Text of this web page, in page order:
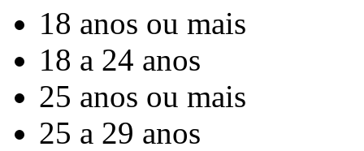
18 anos ou mais
18 a 24 anos
25 anos ou mais
25 a 29 anos